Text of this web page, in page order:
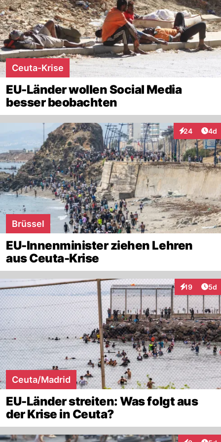
Ceuta-Krise
EU-Länder wollen Social Media
besser beobachten
24
Interaktionen
4d
Brüssel
EU-Innenminister ziehen Lehren
aus Ceuta-Krise
19
Interaktionen
5d
Ceuta/Madrid
EU-Länder streiten: Was folgt aus
der Krise in Ceuta?